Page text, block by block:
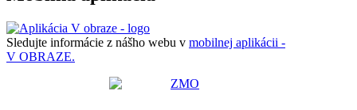
Sledujte informácie z nášho webu v mobilnej aplikácii -
V OBRAZE.